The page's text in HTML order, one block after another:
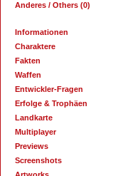
Anderes / Others (0)
Informationen
Charaktere
Fakten
Waffen
Entwickler-Fragen
Erfolge & Trophäen
Landkarte
Multiplayer
Previews
Screenshots